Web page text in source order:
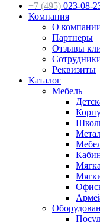
+7 (495) 023-08-
Компания
О
Партнеры
Отзывы
Реквизиты
Каталог
Мебель